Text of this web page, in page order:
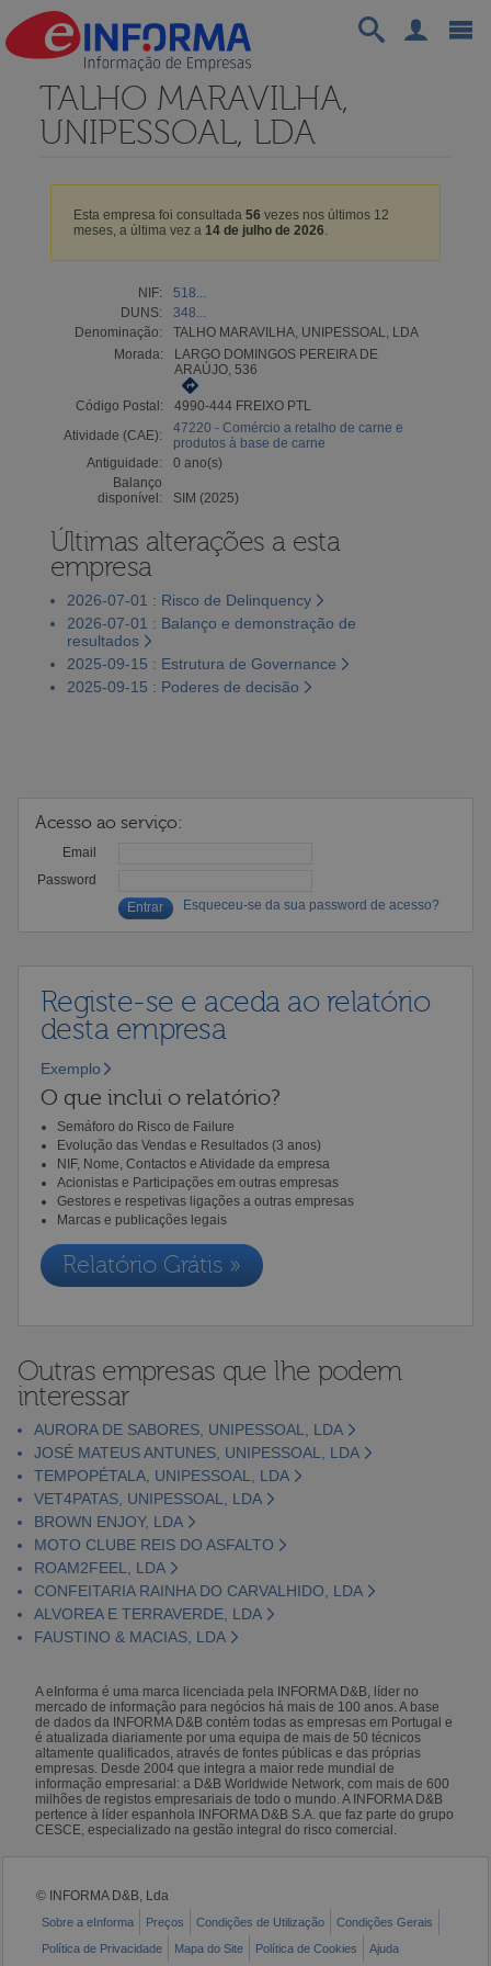
TALHO MARAVILHA,
UNIPESSOAL, LDA
Esta empresa foi consultada 56 vezes nos últimos 12
meses, a última vez a 14 de julho de 2026.
NIF:
518...
DUNS:
348...
Denominação:
TALHO MARAVILHA, UNIPESSOAL, LDA
Morada:
LARGO DOMINGOS PEREIRA DE
ARAÚJO, 536
Código Postal:
4990-444 FREIXO PTL
Atividade (CAE):
47220 - Comércio a retalho de carne e
produtos à base de carne
Antiguidade:
0 ano(s)
Balanço
disponível:
SIM (2025)
Últimas alterações a esta
empresa
2026-07-01 : Risco de Delinquency
2026-07-01 : Balanço e demonstração de
resultados
2025-09-15 : Estrutura de Governance
2025-09-15 : Poderes de decisão
Acesso ao serviço:
Email
Password
Esqueceu-se da sua password de acesso?
Registe-se e aceda ao relatório
desta empresa
Exemplo
O que inclui o relatório?
Semáforo do Risco de Failure
Evolução das Vendas e Resultados (3 anos)
NIF, Nome, Contactos e Atividade da empresa
Acionistas e Participações em outras empresas
Gestores e respetivas ligações a outras empresas
Marcas e publicações legais
Relatório Grátis »
Outras empresas que lhe podem
interessar
AURORA DE SABORES, UNIPESSOAL, LDA
JOSÉ MATEUS ANTUNES, UNIPESSOAL, LDA
TEMPOPÉTALA, UNIPESSOAL, LDA
VET4PATAS, UNIPESSOAL, LDA
BROWN ENJOY, LDA
MOTO CLUBE REIS DO ASFALTO
ROAM2FEEL, LDA
CONFEITARIA RAINHA DO CARVALHIDO, LDA
ALVOREA E TERRAVERDE, LDA
FAUSTINO & MACIAS, LDA
A eInforma é uma marca licenciada pela INFORMA D&B, líder no
mercado de informação para negócios há mais de 100 anos. A base
de dados da INFORMA D&B contém todas as empresas em Portugal e
é atualizada diariamente por uma equipa de mais de 50 técnicos
altamente qualificados, através de fontes públicas e das próprias
empresas. Desde 2004 que integra a maior rede mundial de
informação empresarial: a D&B Worldwide Network, com mais de 600
milhões de registos empresariais de todo o mundo. A INFORMA D&B
pertence à líder espanhola INFORMA D&B S.A. que faz parte do grupo
CESCE, especializado na gestão integral do risco comercial.
© INFORMA D&B, Lda
Sobre a eInforma Preços Condições de Utilização
Condições Gerais
Política de Privacidade
Mapa do Site Política de Cookies Ajuda